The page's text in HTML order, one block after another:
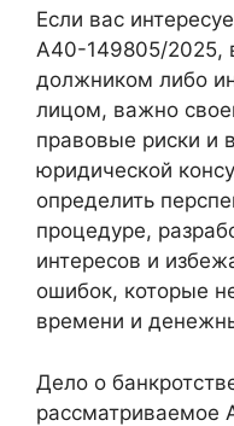
Если вас
А40-149805/2025,
должником либо
лицом, важно
правовые риски и
юридической
определить
процедуре,
интересов и
ошибок, которые
времени и
Дело о
рассматриваемое